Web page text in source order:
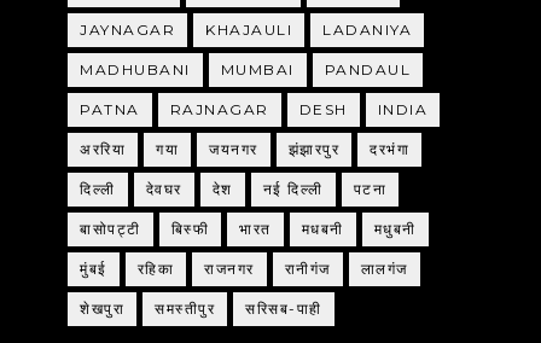
JAYNAGAR KHAJAULI LADANIYA
MADHUBANI MUMBAI PANDAUL
PATNA RAJNAGAR DESH INDIA
अररिया गया जयनगर झंझारपुर दरभंगा
दिल्ली देवघर देश नई दिल्ली पटना
बासोपट्टी बिस्फी भारत मधबनी मधुबनी
मुंबई रहिका राजनगर रानीगंज लालगंज
शेखपुरा समस्तीपुर सरिसब-पाही